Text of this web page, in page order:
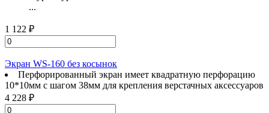
...
1 122 ₽
Экран WS-160 без косынок
Перфорированный экран имеет квадратную перфорацию
10*10мм с шагом 38мм для крепления верстачных аксессуаров
4 228 ₽